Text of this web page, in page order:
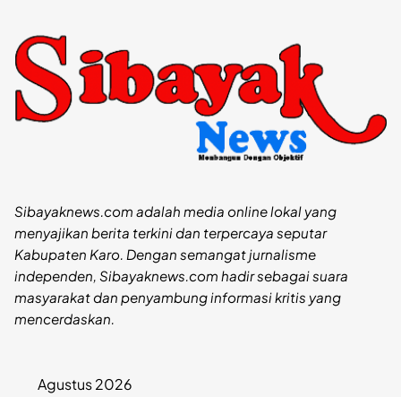
Sibayaknews.com adalah media online lokal yang
menyajikan berita terkini dan terpercaya seputar
Kabupaten Karo. Dengan semangat jurnalisme
independen, Sibayaknews.com hadir sebagai suara
masyarakat dan penyambung informasi kritis yang
mencerdaskan.
Agustus 2026